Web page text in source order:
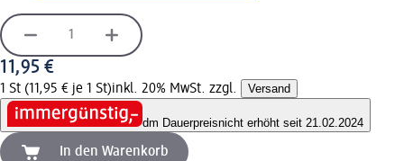
11,95 €
1 St (11,95 € je 1 St)inkl. 20% MwSt. zzgl. Versand
dm Dauerpreisnicht erhöht seit 21.02.2024
In den Warenkorb